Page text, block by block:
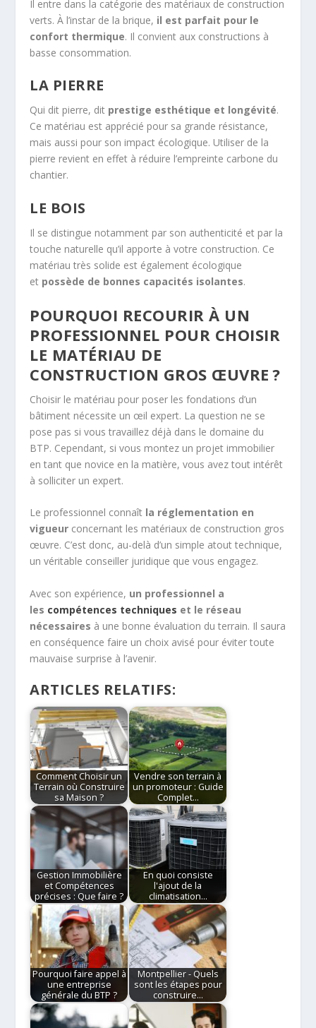
Il entre dans la catégorie des matériaux de construction
verts. À l’instar de la brique, il est parfait pour le
confort thermique. Il convient aux constructions à
basse consommation.
LA PIERRE
Qui dit pierre, dit prestige esthétique et longévité.
Ce matériau est apprécié pour sa grande résistance,
mais aussi pour son impact écologique. Utiliser de la
pierre revient en effet à réduire l’empreinte carbone du
chantier.
LE BOIS
Il se distingue notamment par son authenticité et par la
touche naturelle qu’il apporte à votre construction. Ce
matériau très solide est également écologique
et possède de bonnes capacités isolantes.
POURQUOI RECOURIR À UN
PROFESSIONNEL POUR CHOISIR
LE MATÉRIAU DE
CONSTRUCTION GROS ŒUVRE ?
Choisir le matériau pour poser les fondations d’un
bâtiment nécessite un œil expert. La question ne se
pose pas si vous travaillez déjà dans le domaine du
BTP. Cependant, si vous montez un projet immobilier
en tant que novice en la matière, vous avez tout intérêt
à solliciter un expert.
Le professionnel connaît la réglementation en
vigueur concernant les matériaux de construction gros
œuvre. C’est donc, au-delà d’un simple atout technique,
un véritable conseiller juridique que vous engagez.
Avec son expérience, un professionnel a
les compétences techniques et le réseau
nécessaires à une bonne évaluation du terrain. Il saura
en conséquence faire un choix avisé pour éviter toute
mauvaise surprise à l’avenir.
ARTICLES RELATIFS:
Comment Choisir un
Terrain où Construire
sa Maison ?
Vendre son terrain à
un promoteur : Guide
Complet…
Gestion Immobilière
et Compétences
précises : Que faire ?
En quoi consiste
l'ajout de la
climatisation…
Pourquoi faire appel à
une entreprise
générale du BTP ?
Montpellier - Quels
sont les étapes pour
construire…